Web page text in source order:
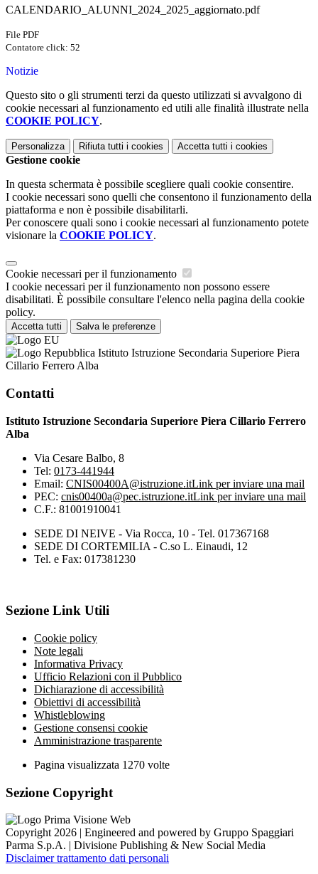
CALENDARIO_ALUNNI_2024_2025_aggiornato.pdf
File PDF
Contatore click: 52
Notizie
Questo sito o gli strumenti terzi da questo utilizzati si avvalgono di
cookie necessari al funzionamento ed utili alle finalità illustrate nella
COOKIE POLICY.
Personalizza Rifiuta tutti i cookies Accetta tutti i cookies
Gestione cookie
In questa schermata è possibile scegliere quali cookie consentire.
I cookie necessari sono quelli che consentono il funzionamento della
piattaforma e non è possibile disabilitarli.
Per conoscere quali sono i cookie necessari al funzionamento potete
visionare la COOKIE POLICY.
Cookie necessari per il funzionamento
I cookie necessari per il funzionamento non possono essere
disabilitati. È possibile consultare l'elenco nella pagina della cookie
policy.
Accetta tutti Salva le preferenze
Istituto Istruzione Secondaria Superiore Piera
Cillario Ferrero Alba
Contatti
Istituto Istruzione Secondaria Superiore Piera Cillario Ferrero
Alba
Via Cesare Balbo, 8
Tel: 0173-441944
Email: CNIS00400A@istruzione.itLink per inviare una mail
PEC: cnis00400a@pec.istruzione.itLink per inviare una mail
C.F.: 81001910041
SEDE DI NEIVE - Via Rocca, 10 - Tel. 017367168
SEDE DI CORTEMILIA - C.so L. Einaudi, 12
Tel. e Fax: 017381230
Sezione Link Utili
Cookie policy
Note legali
Informativa Privacy
Ufficio Relazioni con il Pubblico
Dichiarazione di accessibilità
Obiettivi di accessibilità
Whistleblowing
Gestione consensi cookie
Amministrazione trasparente
Pagina visualizzata 1270 volte
Sezione Copyright
Copyright 2026 | Engineered and powered by Gruppo Spaggiari
Parma S.p.A. | Divisione Publishing & New Social Media
Disclaimer trattamento dati personali